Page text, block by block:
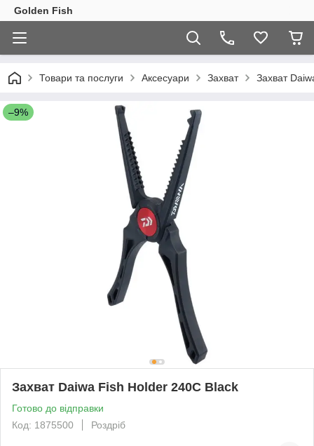
Golden Fish
Товари та послуги Аксесуари Захват Захват
–9%
Захват Daiwa Fish Holder 240C Black
Готово до відправки
Код: 1875500
Роздріб